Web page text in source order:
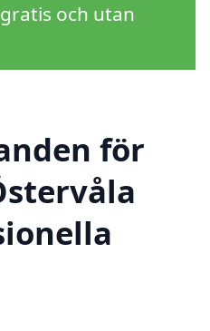
och utan
för